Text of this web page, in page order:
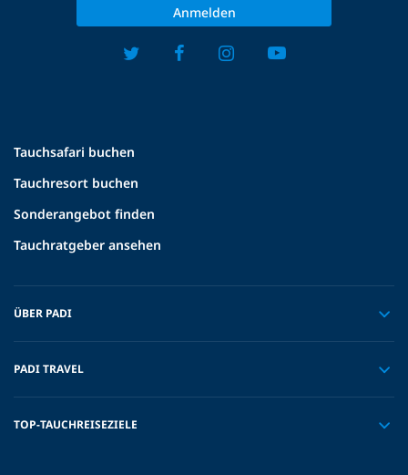
Tauchsafari buchen
Tauchresort buchen
Sonderangebot finden
Tauchratgeber ansehen
ÜBER PADI
PADI TRAVEL
TOP-TAUCHREISEZIELE
Anmelden